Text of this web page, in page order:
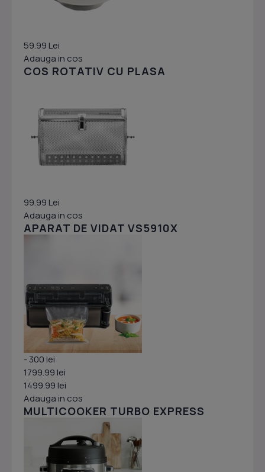
59.99 Lei
Adauga in cos
COS ROTATIV CU PLASA
99.99 Lei
Adauga in cos
APARAT DE VIDAT VS5910X
- 300 lei
1799.99 lei
1499.99 lei
Adauga in cos
MULTICOOKER TURBO EXPRESS